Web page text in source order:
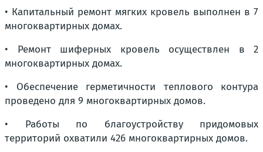
• Капитальный ремонт мягких кровель выполнен в 7
многоквартирных домах.
• Ремонт шиферных кровель осуществлен в 2
многоквартирных домах.
• Обеспечение герметичности теплового контура
проведено для 9 многоквартирных домов.
• Работы по благоустройству придомовых
территорий охватили 426 многоквартирных домов.